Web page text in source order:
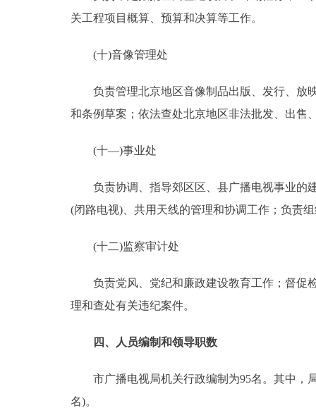
关工程项目概算、预算和决算等工作。
(十)音像管理处
负责管理北京地区音像制品出版、发行、放映
和条例草案；依法查处北京地区非法批发、出售
(十—)事业处
负责协调、指导郊区区、县广播电视事业的建
(闭路电视)、共用天线的管理和协调工作；负责
(十二)监察审计处
负责党风、党纪和廉政建设教育工作；督促检
理和查处有关违纪案件。
四、人员编制和领导职数
市广播电视局机关行政编制为95名。其中，局
名)。